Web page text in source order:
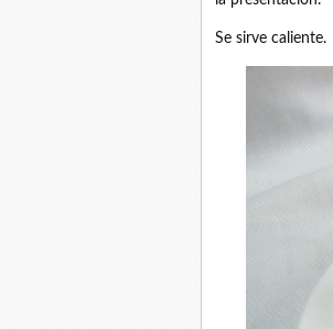
Se sirve caliente.